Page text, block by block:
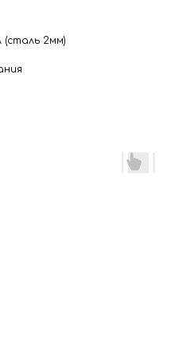
2мм)